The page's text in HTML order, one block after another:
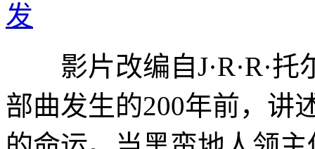
发
影片改编自J·R·R·托
部曲发生的200年前，讲